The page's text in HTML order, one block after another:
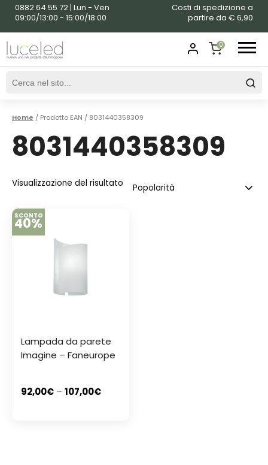
0882 64 55 72 | Lun - Ven
09:00/13:00 - 15:00/18:00
Costi di spedizione a
partire da € 6,90
0
SHOPPING
Home / Prodotto EAN / 8031440358309
8031440358309
Visualizzazione del risultato
SCONTO
40%
Lampada da parete
Imagine – Faneurope
92,00€ – 107,00€